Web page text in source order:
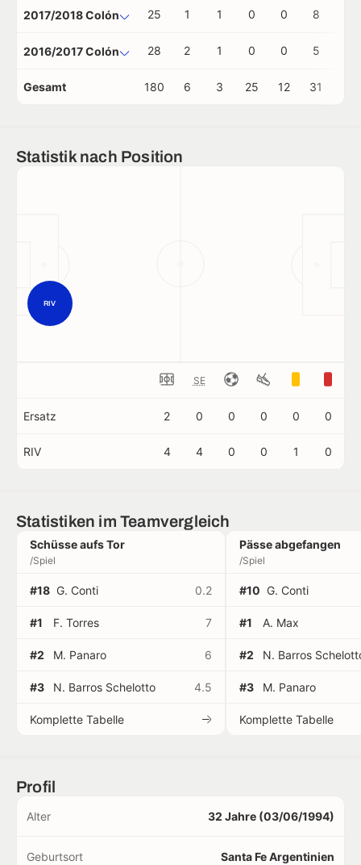
2017/2018 Colón 25 1 1 0 0 8
2016/2017 Colón 28 2 1 0 0 5
Gesamt 180 6 3 25 12 31
Statistik nach Position
RIV
SE
Ersatz 2 0 0 0 0 0
RIV 4 4 0 0 1 0
Statistiken im Teamvergleich
Schüsse aufs Tor
/Spiel
#18 G. Conti 0.2
#1 F. Torres 7
#2 M. Panaro 6
#3 N. Barros Schelotto 4.5
Komplette Tabelle
Pässe abgefangen
/Spiel
#10 G. Conti
#1 A. Max
#2 N. Barros
#3 M. Panaro
Komplette Tabelle
Profil
Alter 32 Jahre (03/06/1994)
Geburtsort Santa Fe Argentinien